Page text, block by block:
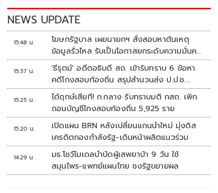
k k
NEWS UPDATE
15:48 น.
โฆษกรัฐบาล เผยนายกฯ สั่งสอบหาต้นเหตุ
ข้อมูลรั่วไหล รับเป็นโอกาสยกระดับความมั่นคง
ปลอดภัยข้อมูลภาครัฐทั้งระบบ
15:37 น.
'ธีรุตม์' อดีตอธิบดี สถ. เข้ารับทราบ 6 ข้อหา
คดีโกงสอบท้องถิ่น สรุปสำนวนส่ง ป.ป.ช.
สัปดาห์หน้า
15:25 น.
ได้ฤกษ์เสียที! ก.กลาง รับทราบมติ กสถ. เพิก
ถอนบัญชีโกงสอบท้องถิ่น 5,925 ราย
15:20 น.
เปิดแผน BRN หลังเปลี่ยนแกนนำใหม่ มุ่งดิส
เครดิตกองกำลังรัฐ-เดินหน้าผลิตแนวร่วม
14:29 น.
มธ.โชว์โมเดลบำบัดผู้เสพยาบ้า 9 วัน ใช้
สมุนไพร-แพทย์แผนไทย ชงรัฐขยายผล